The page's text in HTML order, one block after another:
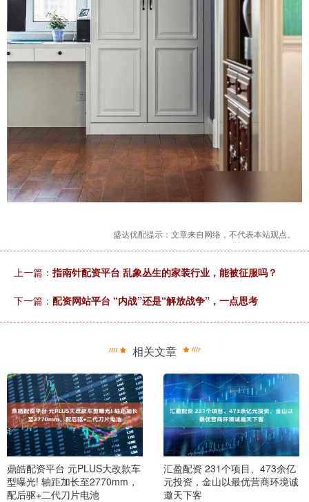
盛达优配提示：文章来自网络，不代表本站观点。
上一篇： 指南针配资平台 乱象丛生的家装行业，能被征服吗？
下一篇： 配资网站平台 “内战”还是“解放战争”，一点思考
相关文章
鼎皓配资平台 元PLUS大改款车
型曝光! 轴距加长至2770mm，
配后驱+二代刀片电池
汇盈配资 231个项目、473余亿
元投资，金山以最优营商环境诚
邀天下客